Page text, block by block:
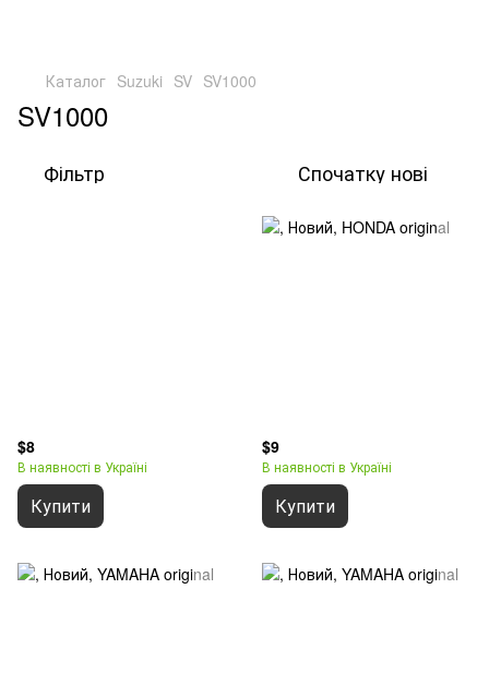
Каталог Suzuki SV SV1000
SV1000
Фільтр Спочатку нові
$8
В наявності в Україні
Купити
$9
В наявності в Україні
Купити